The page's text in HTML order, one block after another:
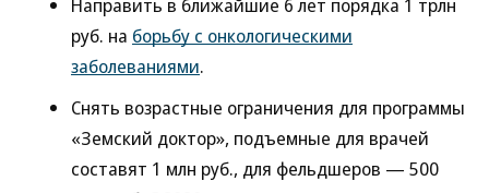
руб. на борьбу с онкологическими
заболеваниями.
Снять возрастные ограничения для программы
«Земский доктор», подъемные для врачей
составят 1 млн руб., для фельдшеров — 500